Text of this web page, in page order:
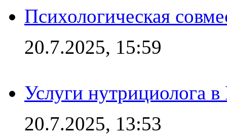
Психологическая
20.7.2025, 15:59
Услуги нутрициолога
20.7.2025, 13:53